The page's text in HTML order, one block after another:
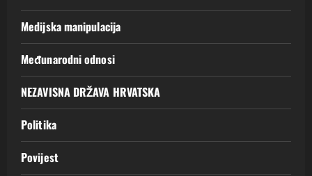
Medijska manipulacija
Međunarodni odnosi
NEZAVISNA DRŽAVA HRVATSKA
Politika
Povijest